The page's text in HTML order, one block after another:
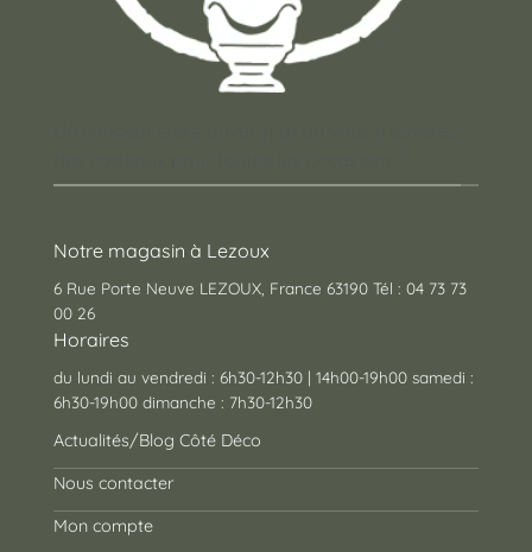
Notre magasin à Lezoux
6 Rue Porte Neuve LEZOUX, France 63190 Tél : 04 73 73
00 26
Horaires
du lundi au vendredi : 6h30-12h30 | 14h00-19h00 samedi :
6h30-19h00 dimanche : 7h30-12h30
Actualités/Blog Côté Déco
Nous contacter
Mon compte